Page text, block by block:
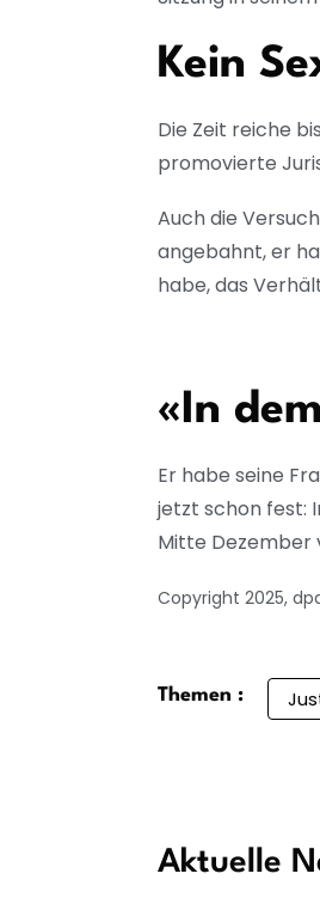
Kein
Die Zeit reiche
promovierte
Auch die
angebahnt, er
habe, das
«In
Er habe seine
jetzt schon fest:
Mitte Dezember
Copyright 2025,
Themen :
Aktuelle